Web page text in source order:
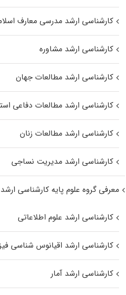
کارشناسی ارشد مدرسی معارف
کارشناسی ارشد مشاوره
کارشناسی ارشد مطالعات جهان
کارشناسی ارشد مطالعات دفاعی
کارشناسی ارشد مطالعات زنان
کارشناسی ارشد مدیریت نساجی
معرفی گروه علوم پایه کارشناسی ارشد
کارشناسی ارشد علوم اطلاعاتی
کارشناسی ارشد اقیانوس‌ شناسی
کارشناسی ارشد آمار